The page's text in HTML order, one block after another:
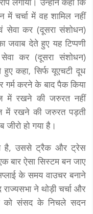
चर्चा में वह शामिल नहीं
सेवा कर (दूसरा संशोधन)
जवाब देते हुए यह टिप्पणी
कर (दूसरा संशोधन)
कहा, सिर्फ यूएचटी दूध
गर्म करने के बाद पैक किया
में रखने की जरुरत नहीं
में रखने की जरुरत पड़ती
हो गया है।
है, उससे ट्रैक और ट्रेस
बार ऐसा सिस्टम बन जाए
के समय वाउचर बनाने
ने थोड़ी चर्चा और
को संसद के निचले सदन